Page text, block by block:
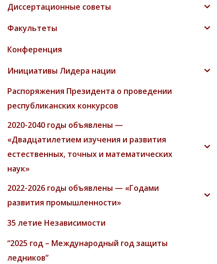
Диссертационные советы
Факультеты
Конференция
Инициативы Лидера нации
Распоряжения Президента о проведении
республиканских конкурсов
2020-2040 годы объявлены —
«Двадцатилетием изучения и развития
естественных, точных и математических
наук»
2022-2026 годы объявлены — «Годами
развития промышленности»
35 летие Независимости
“2025 год – Международный год защиты
ледников”